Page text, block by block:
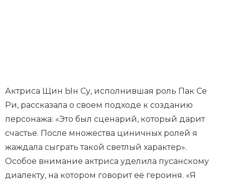
Актриса Щин Ын Су, исполнившая роль Пак Се
Ри, рассказала о своем подходе к созданию
персонажа: «Это был сценарий, который дарит
счастье. После множества циничных ролей я
жаждала сыграть такой светлый характер».
Особое внимание актриса уделила пусанскому
диалекту, на котором говорит её героиня. «Я